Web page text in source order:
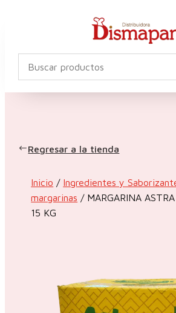
Regresar a la tienda
Inicio / Ingredientes y
margarinas / MARGARINA
15 KG